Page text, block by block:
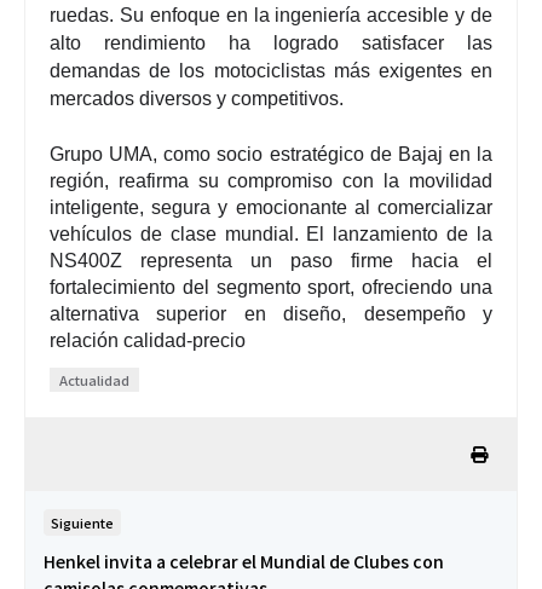
ruedas. Su enfoque en la ingeniería accesible y de
alto rendimiento ha logrado satisfacer las
demandas de los motociclistas más exigentes en
mercados diversos y competitivos.
Grupo UMA, como socio estratégico de Bajaj en la
región, reafirma su compromiso con la movilidad
inteligente, segura y emocionante al comercializar
vehículos de clase mundial. El lanzamiento de la
NS400Z representa un paso firme hacia el
fortalecimiento del segmento sport, ofreciendo una
alternativa superior en diseño, desempeño y
relación calidad-precio
Actualidad
Siguiente
Henkel invita a celebrar el Mundial de Clubes con